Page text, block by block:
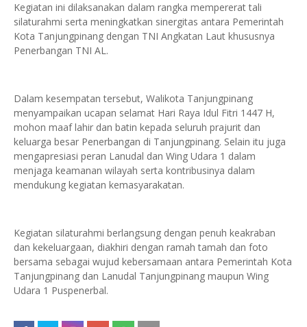
Kegiatan ini dilaksanakan dalam rangka mempererat tali
silaturahmi serta meningkatkan sinergitas antara Pemerintah
Kota Tanjungpinang dengan TNI Angkatan Laut khususnya
Penerbangan TNI AL.
Dalam kesempatan tersebut, Walikota Tanjungpinang
menyampaikan ucapan selamat Hari Raya Idul Fitri 1447 H,
mohon maaf lahir dan batin kepada seluruh prajurit dan
keluarga besar Penerbangan di Tanjungpinang. Selain itu juga
mengapresiasi peran Lanudal dan Wing Udara 1 dalam
menjaga keamanan wilayah serta kontribusinya dalam
mendukung kegiatan kemasyarakatan.
Kegiatan silaturahmi berlangsung dengan penuh keakraban
dan kekeluargaan, diakhiri dengan ramah tamah dan foto
bersama sebagai wujud kebersamaan antara Pemerintah Kota
Tanjungpinang dan Lanudal Tanjungpinang maupun Wing
Udara 1 Puspenerbal.